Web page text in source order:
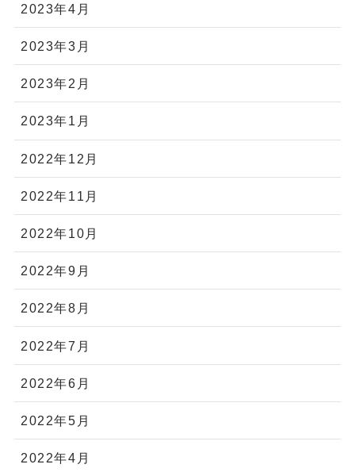
2023年4月
2023年3月
2023年2月
2023年1月
2022年12月
2022年11月
2022年10月
2022年9月
2022年8月
2022年7月
2022年6月
2022年5月
2022年4月